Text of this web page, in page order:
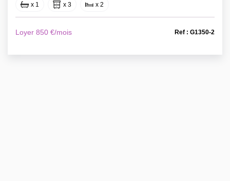
x 1 x 3 x 2
Loyer 850 €/mois Ref : G1350-2